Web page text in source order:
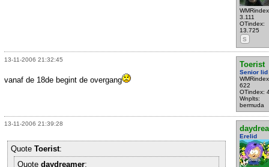
3.111
OTindex:
13.725
S
13-11-2006 21:32:45
Toerist
Senior lid
622
OTindex:
Wnplts:
bermuda
vanaf de 18de begint de overgang
13-11-2006 21:39:28
Erelid
Quote Toerist:
Quote daydreamer: